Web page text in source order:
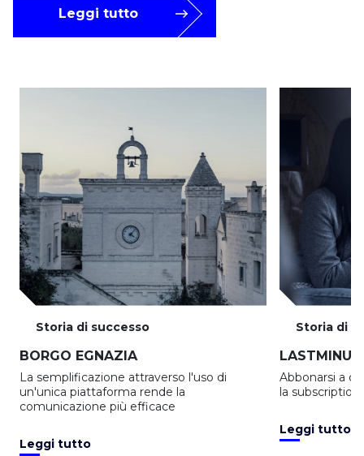
Leggi tutto
Storia di successo
BORGO EGNAZIA
La semplificazione attraverso l'uso di
un'unica piattaforma rende la
comunicazione più efficace
Leggi tutto
Storia di
Abbonarsi a
la
Leggi tutto